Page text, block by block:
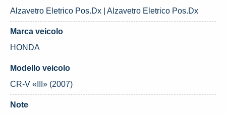
Alzavetro Eletrico Pos.Dx | Alzavetro Eletrico Pos.Dx
Marca veicolo
HONDA
Modello veicolo
CR-V «III» (2007)
Note